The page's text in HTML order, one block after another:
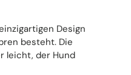
Design
besteht. Die
leicht, der Hund